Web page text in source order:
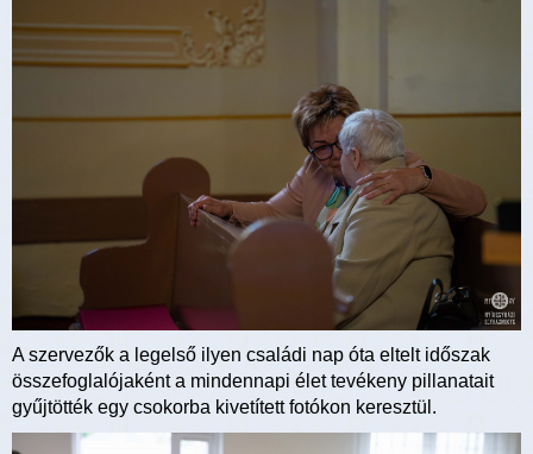
A szervezők a legelső ilyen családi nap óta eltelt időszak
összefoglalójaként a mindennapi élet tevékeny pillanatait
gyűjtötték egy csokorba kivetített fotókon keresztül.